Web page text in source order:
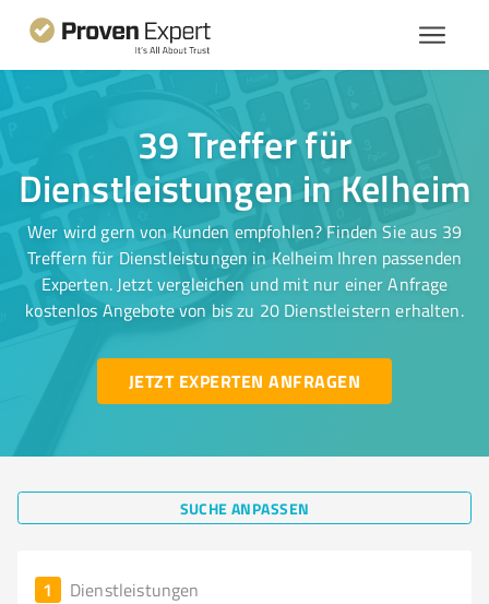
39 Treffer für
Dienstleistungen in Kelheim
Wer wird gern von Kunden empfohlen? Finden Sie aus 39
Treffern für Dienstleistungen in Kelheim Ihren passenden
Experten. Jetzt vergleichen und mit nur einer Anfrage
kostenlos Angebote von bis zu 20 Dienstleistern erhalten.
JETZT EXPERTEN ANFRAGEN
SUCHE ANPASSEN
1 Dienstleistungen